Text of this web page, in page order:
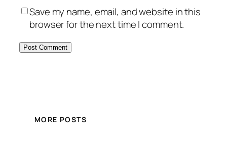
Save my name, email, and website in this
browser for the next time I comment.
MORE POSTS